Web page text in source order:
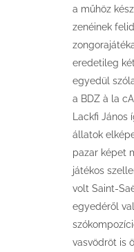
a műhöz
zenéinek
eredetileg
egyedül
a BDZ à la
Lackfi János
állatok
pazar képet
játékos
volt Saint-
egyedéről
vasvödröt is